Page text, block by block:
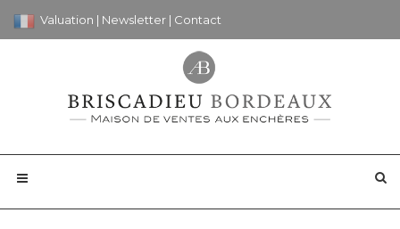
Valuation | Newsletter | Contact